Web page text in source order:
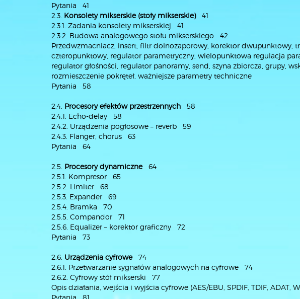
Pytania 41
2.3. Konsolety mikserskie (stoły mikserskie)41
2.3.1. Zadania konsolety mikserskiej 41
2.3.2. Budowa analogowego stołu mikserskiego 42
Przedwzmacniacz, insert, filtr dolnozaporowy, korektor dwupunktowy,
czteropunktowy, regulator parametryczny, wielopunktowa regulacja
regulator głośności, regulator panoramy, send, szyna zbiorcza, grupy,
rozmieszczenie pokręteł, ważniejsze parametry techniczne
Pytania 58
2.4. Procesory efektów przestrzennych 58
2.4.1. Echo-delay 58
2.4.2. Urządzenia pogłosowe – reverb 59
2.4.3. Flanger, chorus 63
Pytania 64
2.5. Procesory dynamiczne64
2.5.1. Kompresor 65
2.5.2. Limiter 68
2.5.3. Expander 69
2.5.4. Bramka 70
2.5.5. Compandor 71
2.5.6. Equalizer – korektor graficzny 72
Pytania 73
2.6. Urządzenia cyfrowe74
2.6.1. Przetwarzanie sygnałów analogowych na cyfrowe 74
2.6.2. Cyfrowy stół mikserski 77
Opis działania, wejścia i wyjścia cyfrowe (AES/EBU, SPDIF, TDIF,
Pytania 81